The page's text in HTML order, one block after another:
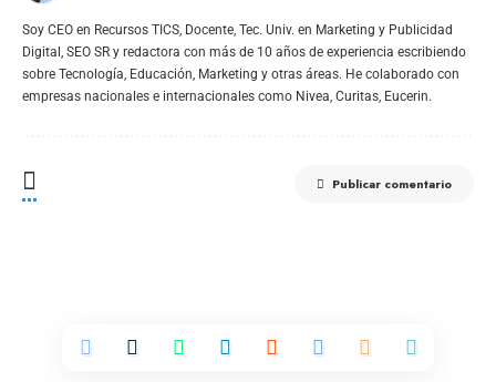
Soy CEO en Recursos TICS, Docente, Tec. Univ. en Marketing y Publicidad
Digital, SEO SR y redactora con más de 10 años de experiencia escribiendo
sobre Tecnología, Educación, Marketing y otras áreas. He colaborado con
empresas nacionales e internacionales como Nivea, Curitas, Eucerin.
Publicar comentario